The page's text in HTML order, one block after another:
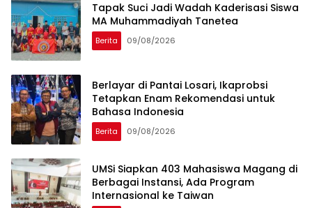
Tapak Suci Jadi Wadah Kaderisasi Siswa
MA Muhammadiyah Tanetea
Berita 09/08/2026
Berlayar di Pantai Losari, Ikaprobsi
Tetapkan Enam Rekomendasi untuk
Bahasa Indonesia
Berita 09/08/2026
UMSi Siapkan 403 Mahasiswa Magang di
Berbagai Instansi, Ada Program
Internasional ke Taiwan